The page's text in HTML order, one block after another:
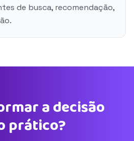
de busca, recomendação,
a decisão
prático?